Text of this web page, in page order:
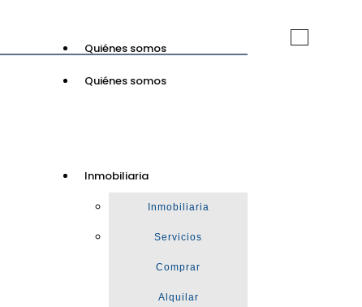
Toggle
Quiénes somos
Quiénes somos
Inmobiliaria
Inmobiliaria
Servicios
Comprar
Alquilar